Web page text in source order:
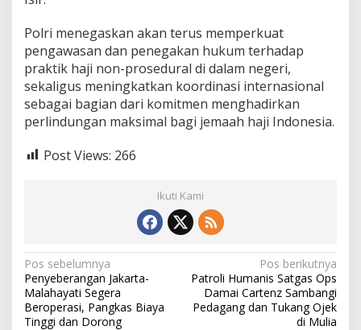
Polri menegaskan akan terus memperkuat
pengawasan dan penegakan hukum terhadap
praktik haji non-prosedural di dalam negeri,
sekaligus meningkatkan koordinasi internasional
sebagai bagian dari komitmen menghadirkan
perlindungan maksimal bagi jemaah haji Indonesia.
Post Views: 266
Ikuti Kami
N
a
v
Pos sebelumnya
Penyeberangan Jakarta-
Malahayati Segera
Beroperasi, Pangkas Biaya
Tinggi dan Dorong
Pos berikutnya
Patroli Humanis Satgas Ops
Damai Cartenz Sambangi
Pedagang dan Tukang Ojek
di Mulia